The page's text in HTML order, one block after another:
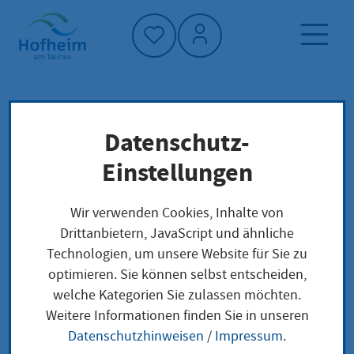
Startseite"
Neuigkeiten und Ausschreibungen
Sportlerehrung: 140 Athletinnen und Athleten
ausgezeichnet
Sportlerehrung: 140
Datenschutz-
Einstellungen
Wir verwenden Cookies, Inhalte von
Drittanbietern, JavaScript und ähnliche
Technologien, um unsere Website für Sie zu
optimieren. Sie können selbst entscheiden,
welche Kategorien Sie zulassen möchten.
Weitere Informationen finden Sie in unseren
Datenschutzhinweisen / Impressum.